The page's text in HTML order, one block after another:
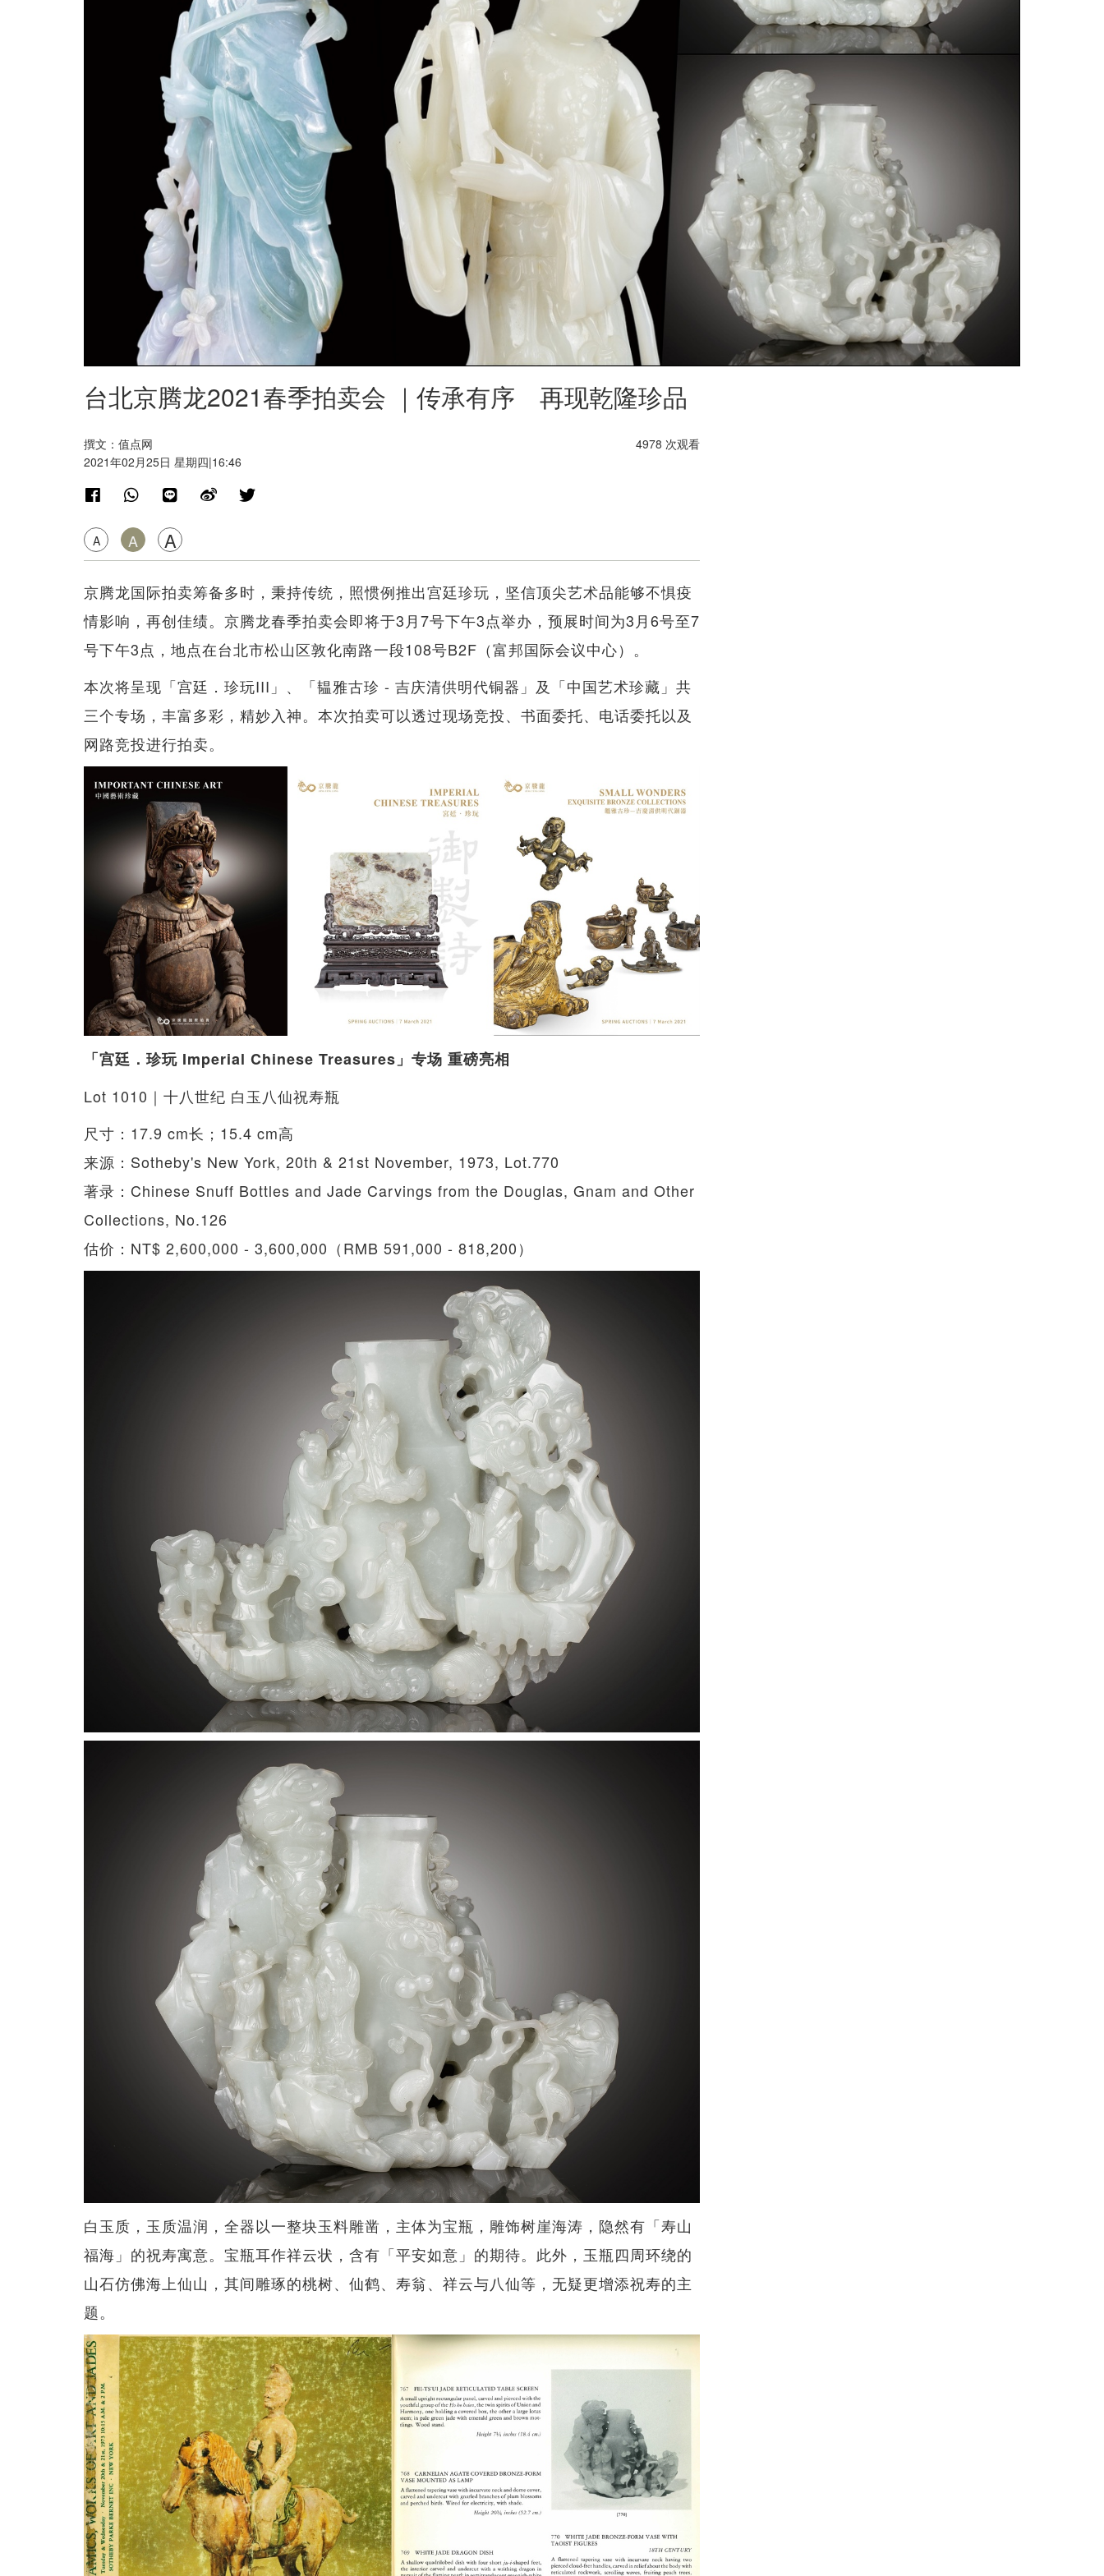
台北京腾龙2021春季拍卖会 ｜传承有序 再现乾隆珍品
撰文：值点网
2021年02月25日 星期四|16:46
A A A
4978 次观看
京腾龙国际拍卖筹备多时，秉持传统，照惯例推出宫廷珍玩，坚信顶尖艺术品能够不惧疫
情影响，再创佳绩。京腾龙春季拍卖会即将于3月7号下午3点举办，预展时间为3月6号至7
号下午3点，地点在台北市松山区敦化南路一段108号B2F（富邦国际会议中心）。
本次将呈现「宫廷．珍玩III」、「韫雅古珍 - 吉庆清供明代铜器」及「中国艺术珍藏」共
三个专场，丰富多彩，精妙入神。本次拍卖可以透过现场竞投、书面委托、电话委托以及
网路竞投进行拍卖。
「宫廷．珍玩 Imperial Chinese Treasures」专场 重磅亮相
Lot 1010｜十八世纪 白玉八仙祝寿瓶
尺寸：17.9 cm长；15.4 cm高
来源：Sotheby's New York, 20th & 21st November, 1973, Lot.770
著录：Chinese Snuff Bottles and Jade Carvings from the Douglas, Gnam and Other
Collections, No.126
估价：NT$ 2,600,000 - 3,600,000（RMB 591,000 - 818,200）
白玉质，玉质温润，全器以一整块玉料雕凿，主体为宝瓶，雕饰树崖海涛，隐然有「寿山
福海」的祝寿寓意。宝瓶耳作祥云状，含有「平安如意」的期待。此外，玉瓶四周环绕的
山石仿佛海上仙山，其间雕琢的桃树、仙鹤、寿翁、祥云与八仙等，无疑更增添祝寿的主
题。